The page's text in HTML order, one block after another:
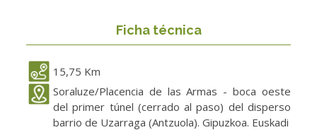
Ficha técnica
15,75 Km
Soraluze/Placencia de las Armas - boca oeste
del primer túnel (cerrado al paso) del disperso
barrio de Uzarraga (Antzuola). Gipuzkoa. Euskadi